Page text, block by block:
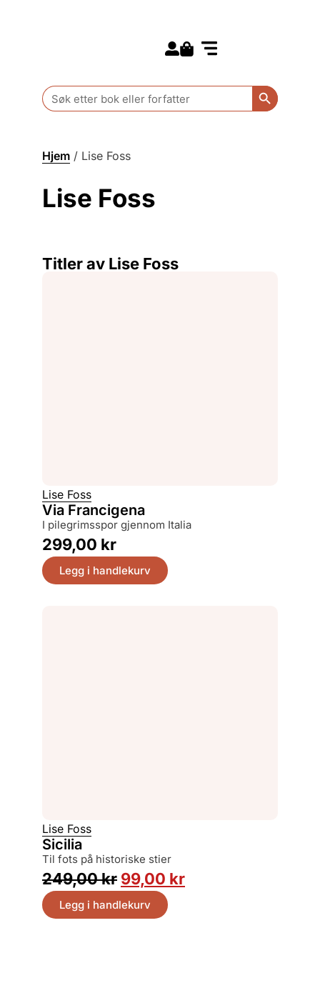
Search
for:
Search
Hjem / Lise Foss
Lise Foss
Titler av Lise Foss
Lise Foss
Via Francigena
i pilegrimsspor gjennom Italia
299,00 kr
Legg i handlekurv
Lise Foss
Sicilia
til fots på historiske stier
249,00kr 99,00 kr
Legg i handlekurv